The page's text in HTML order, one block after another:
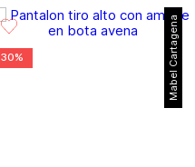
Mabel Cartagena
30%